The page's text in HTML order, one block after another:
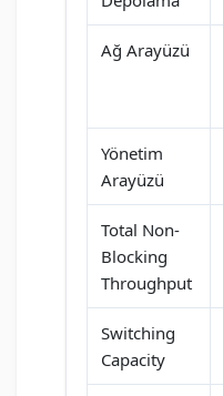
Ağ Arayüzü
Yönetim
Arayüzü
Total Non-
Blocking
Throughput
Switching
Capacity